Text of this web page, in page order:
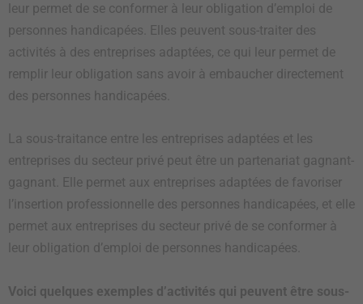
leur permet de se conformer à leur obligation d’emploi de
personnes handicapées. Elles peuvent sous-traiter des
activités à des entreprises adaptées, ce qui leur permet de
remplir leur obligation sans avoir à embaucher directement
des personnes handicapées.
La sous-traitance entre les entreprises adaptées et les
entreprises du secteur privé peut être un partenariat gagnant-
gagnant. Elle permet aux entreprises adaptées de favoriser
l’insertion professionnelle des personnes handicapées, et elle
permet aux entreprises du secteur privé de se conformer à
leur obligation d’emploi de personnes handicapées.
Voici quelques exemples d’activités qui peuvent être sous-